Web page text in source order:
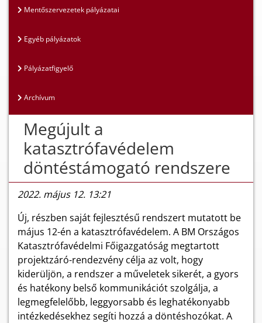
Mentőszervezetek pályázatai
Egyéb pályázatok
Pályázatfigyelő
Archívum
Megújult a
katasztrófavédelem
döntéstámogató rendszere
2022. május 12. 13:21
Új, részben saját fejlesztésű rendszert mutatott be
május 12-én a katasztrófavédelem. A BM Országos
Katasztrófavédelmi Főigazgatóság megtartott
projektzáró-rendezvény célja az volt, hogy
kiderüljön, a rendszer a műveletek sikerét, a gyors
és hatékony belső kommunikációt szolgálja, a
legmegfelelőbb, leggyorsabb és leghatékonyabb
intézkedésekhez segíti hozzá a döntéshozókat. A